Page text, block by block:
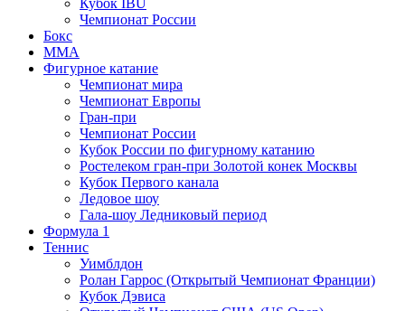
Кубок IBU
Чемпионат России
Бокс
MMA
Фигурное катание
Чемпионат мира
Чемпионат Европы
Гран-при
Чемпионат России
Кубок России по фигурному катанию
Ростелеком гран-при Золотой конек Москвы
Кубок Первого канала
Ледовое шоу
Гала-шоу Ледниковый период
Формула 1
Теннис
Уимблдон
Ролан Гаррос (Открытый Чемпионат Франции)
Кубок Дэвиса